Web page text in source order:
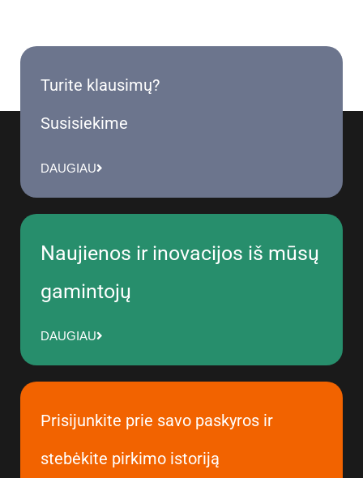
Turite klausimų?
Susisiekime
DAUGIAU
Naujienos ir inovacijos iš mūsų
gamintojų
DAUGIAU
Prisijunkite prie savo paskyros ir
stebėkite pirkimo istoriją